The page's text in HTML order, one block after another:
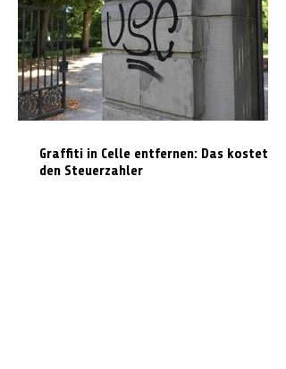
Graffiti in Celle entfernen: Das kostet es
den Steuerzahler